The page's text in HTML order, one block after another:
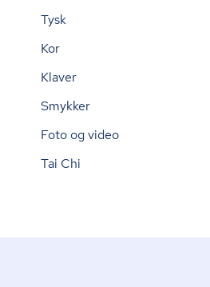
Tysk
Kor
Klaver
Smykker
Foto og video
Tai Chi